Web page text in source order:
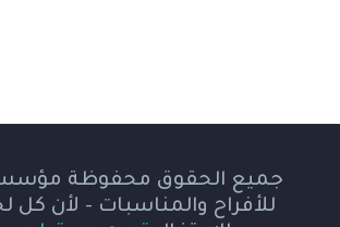
جميع الحقوق محفوظة
للأفراح والمناسبات - لأن